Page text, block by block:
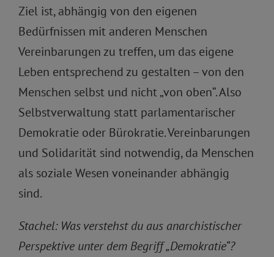
Ziel ist, abhängig von den eigenen
Bedürfnissen mit anderen Menschen
Vereinbarungen zu treffen, um das eigene
Leben entsprechend zu gestalten – von den
Menschen selbst und nicht „von oben“. Also
Selbstverwaltung statt parlamentarischer
Demokratie oder Bürokratie. Vereinbarungen
und Solidarität sind notwendig, da Menschen
als soziale Wesen voneinander abhängig
sind.
Stachel: Was verstehst du aus anarchistischer
Perspektive unter dem Begriff „Demokratie“?